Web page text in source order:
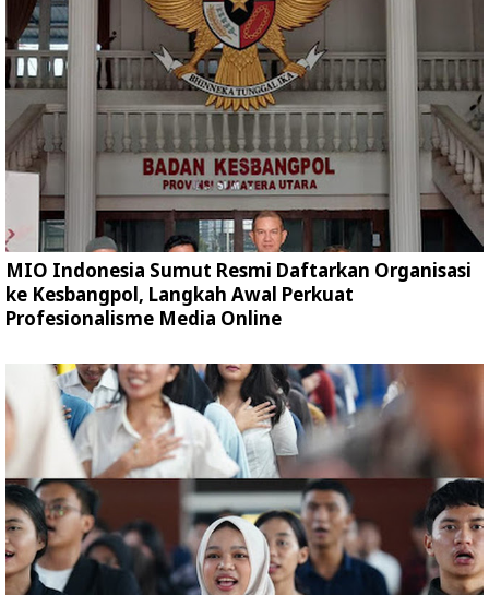
MIO Indonesia Sumut Resmi Daftarkan Organisasi
ke Kesbangpol, Langkah Awal Perkuat
Profesionalisme Media Online